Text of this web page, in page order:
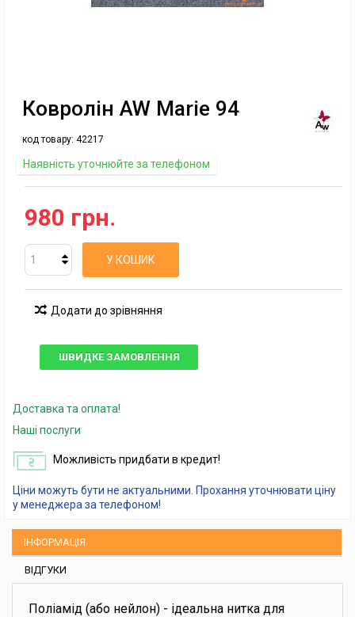
Ковролін AW Marie 94
код товару: 42217
Наявність уточнюйте за телефоном
980 грн.
У КОШИК
Додати до зрівняння
ШВИДКЕ ЗАМОВЛЕННЯ
Доставка та оплата!
Наші послуги
Можливість придбати в кредит!
Ціни можуть бути не актуальними. Прохання уточнювати ціну
у менеджера за телефоном!
ІНФОРМАЦІЯ
ВІДГУКИ
Поліамід (або нейлон) - ідеальна нитка для